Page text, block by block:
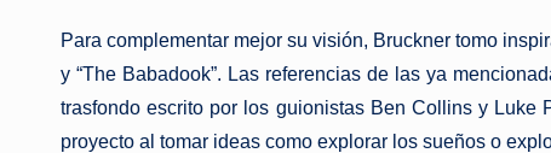
Para complementar mejor su visión, Bruckner tomo
y “The Babadook”. Las referencias de las ya
trasfondo escrito por los guionistas Ben Collins y Luke
proyecto al tomar ideas como explorar los sueños o